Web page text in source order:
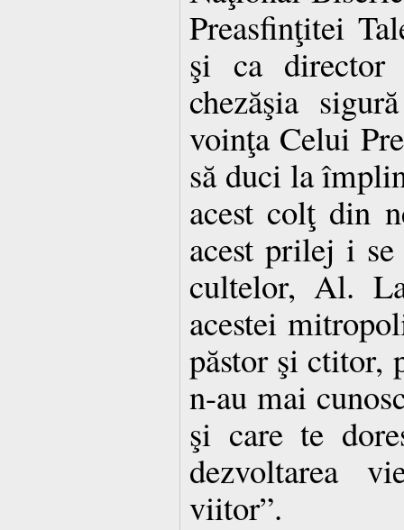
Preasfinţitei
şi ca director
chezăşia
voinţa Celui
să duci la
acest colţ din
acest prilej i
cultelor, Al.
acestei
păstor şi ctitor,
n-au mai
şi care te
dezvoltarea
viitor”.